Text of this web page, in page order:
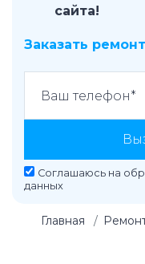
сайта!
Заказать
Соглашаюсь на
данных
Главная